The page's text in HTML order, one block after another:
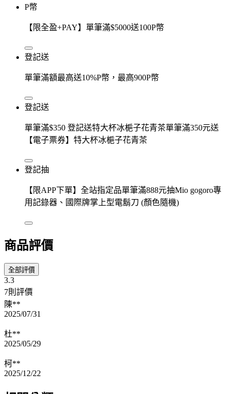
P幣
【限全盈+PAY】單筆滿$5000送100P幣
登記送
單筆滿額最高送10%P幣，最高900P幣
登記送
單筆滿$350 登記送特大杯冰梔子花青茶單筆滿350元送
【電子票券】特大杯冰梔子花青茶
登記抽
【限APP下單】全站指定品單筆滿888元抽Mio gogoro專
用記錄器、國際牌掌上型電鬍刀 (顏色隨機)
商品評價
全部評價
3.3
7則評價
陳**
2025/07/31
杜**
2025/05/29
柯**
2025/12/22